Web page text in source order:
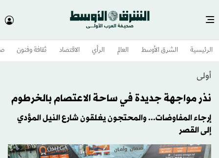
الرئيسية الشرق الأوسط​ العالم الرأي الاقتصاد ثقافة وفنون
أولى
نذر مواجهة جديدة في ساحة الاعتصام بالخرطوم
إرجاء المفاوضات... والمحتجون يغلقون شارع النيل المؤدي
إلى القصر